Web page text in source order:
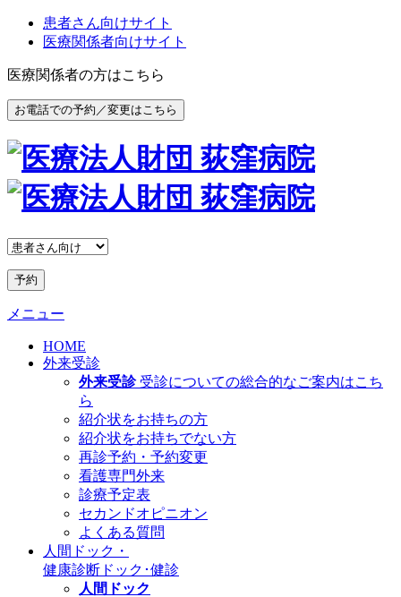
患者さん向けサイト
医療関係者向けサイト
医療関係者の方はこちら
お電話での予約／変更はこちら
予約
メニュー
HOME
外来受診
外来受診 受診についての総合的なご案内はこち
ら
紹介状をお持ちの方
紹介状をお持ちでない方
再診予約・予約変更
看護専門外来
診療予定表
セカンドオピニオン
よくある質問
人間ドック・
健康診断 ドック･健診
人間ドック